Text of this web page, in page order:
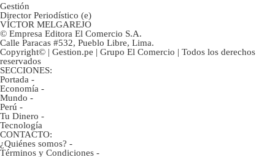
Gestión
Director Periodístico (e)
VÍCTOR MELGAREJO
© Empresa Editora El Comercio S.A.
Calle Paracas #532, Pueblo Libre, Lima.
Copyright© | Gestion.pe | Grupo El Comercio | Todos los derechos
reservados
SECCIONES:
Portada -
Economía -
Mundo -
Perú -
Tu Dinero -
Tecnología
CONTACTO:
¿Quiénes somos? -
Términos y Condiciones -